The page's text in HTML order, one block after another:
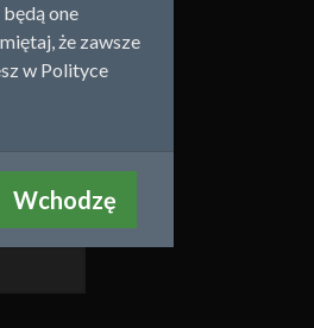
one
że zawsze
w Polityce
Wchodzę